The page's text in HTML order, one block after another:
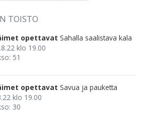
TOISTO
opettavat Sahalla saalistava kala
klo 19.00
51
opettavat Savua ja pauketta
klo 19.00
30